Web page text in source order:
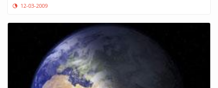
12-03-2009